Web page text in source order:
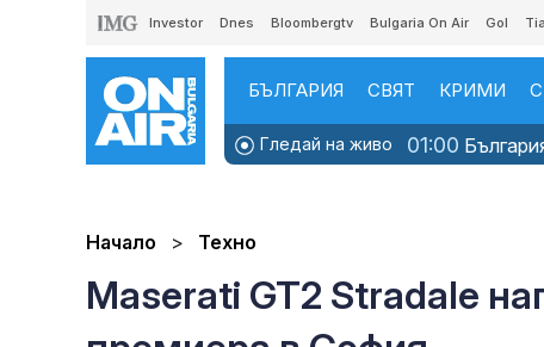
Investor Dnes Bloombergtv Bulgaria On Air Gol
БЪЛГАРИЯ СВЯТ КРИМИ
Гледай на живо 01:00
Начало Техно
Maserati GT2 Stradale